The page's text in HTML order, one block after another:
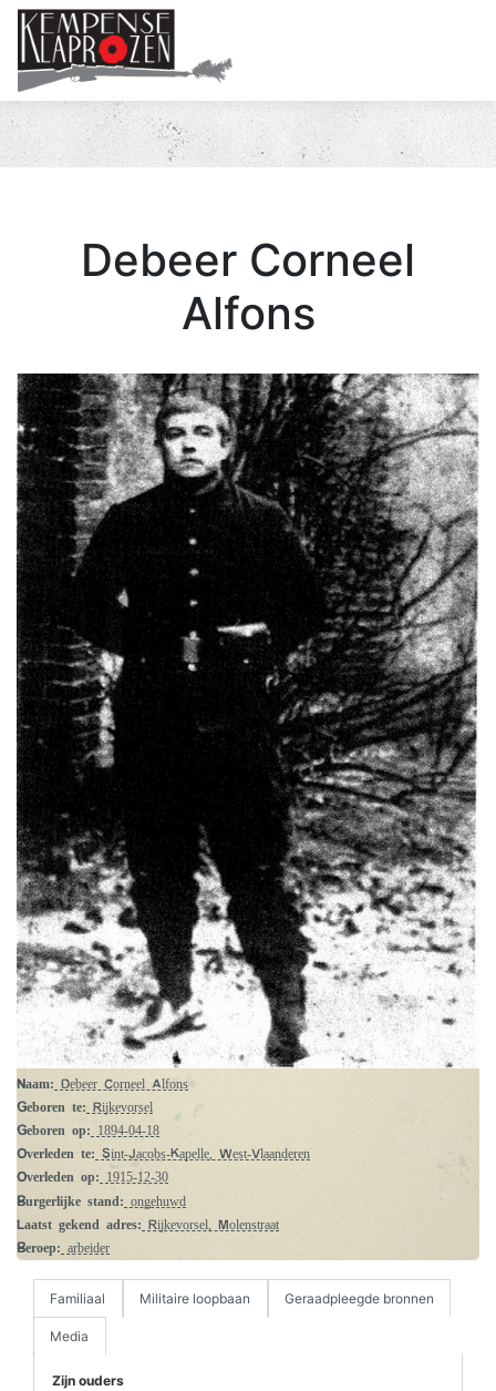
Debeer Corneel
Alfons
Naam: Debeer Corneel Alfons
Geboren te: Rijkevorsel
Geboren op: 1894-04-18
Overleden te: Sint-Jacobs-Kapelle, West-Vlaanderen
Overleden op: 1915-12-30
Burgerlijke stand: ongehuwd
Laatst gekend adres: Rijkevorsel, Molenstraat
Beroep: arbeider
Familiaal Militaire loopbaan Geraadpleegde bronnen
Media
Zijn ouders